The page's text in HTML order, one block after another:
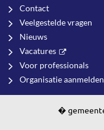
Contact
Veelgestelde vragen
Nieuws
Vacatures
Voor professionals
Organisatie aanmelden